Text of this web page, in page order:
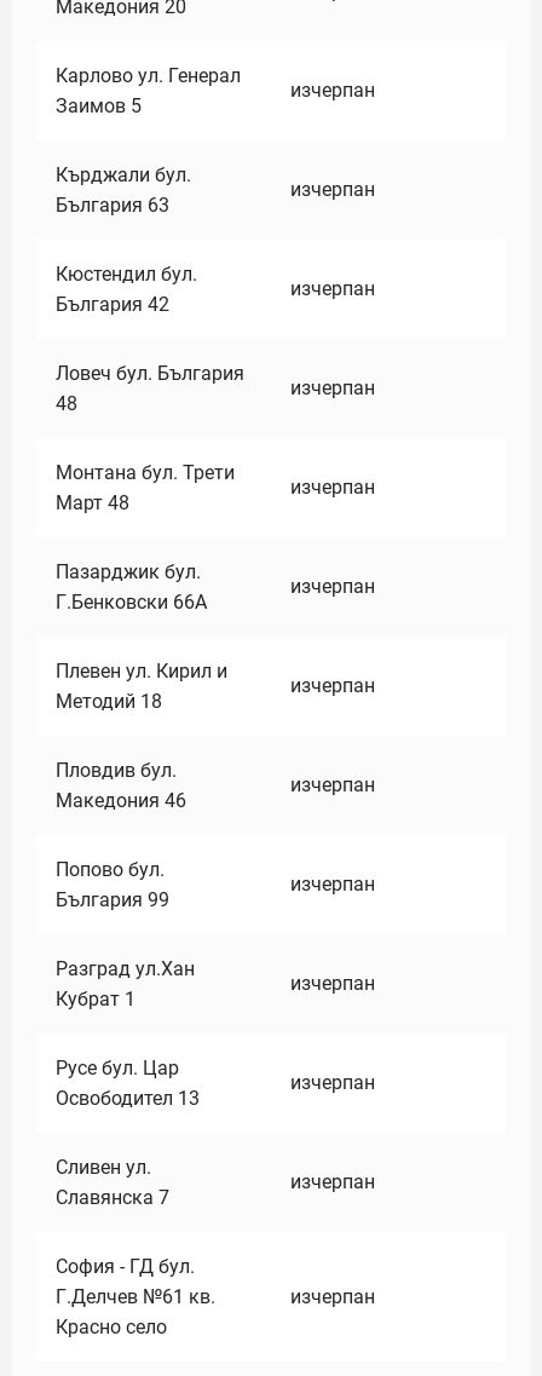
Македония 20
Карлово ул. Генерал
Заимов 5
изчерпан
Кърджали бул.
България 63
изчерпан
Кюстендил бул.
България 42
изчерпан
Ловеч бул. България
48
изчерпан
Монтана бул. Трети
Март 48
изчерпан
Пазарджик бул.
Г.Бенковски 66А
изчерпан
Плевен ул. Кирил и
Методий 18
изчерпан
Пловдив бул.
Македония 46
изчерпан
Попово бул.
България 99
изчерпан
Разград ул.Хан
Кубрат 1
изчерпан
Русе бул. Цар
Освободител 13
изчерпан
Сливен ул.
Славянска 7
изчерпан
София - ГД бул.
Г.Делчев №61 кв.
Красно село
изчерпан